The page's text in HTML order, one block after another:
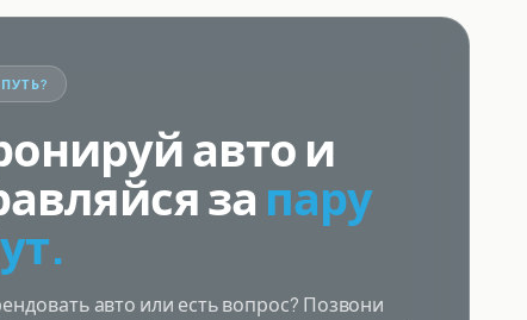
авто и
за пару
авто или есть вопрос? Позвони